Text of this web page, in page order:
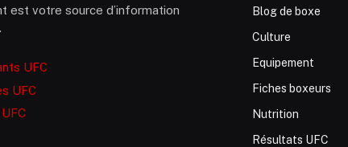
est votre source d’information
UFC
UFC
Blog de boxe
Culture
Equipement
Fiches boxeurs
Nutrition
Résultats UFC